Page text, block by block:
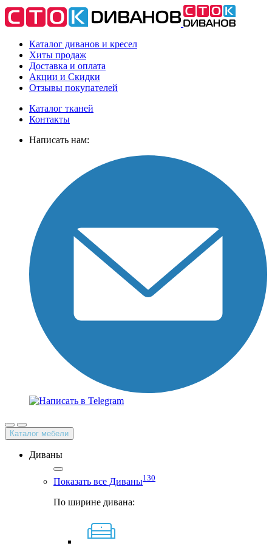
Каталог диванов и кресел
Хиты продаж
Доставка и оплата
Акции и Скидки
Отзывы покупателей
Каталог тканей
Контакты
Написать нам:
Каталог мебели
Диваны
Показать все Диваны130
По ширине дивана: